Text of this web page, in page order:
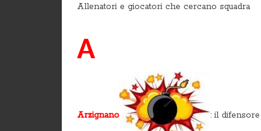
Allenatori e giocatori che cercano squadra
A
Arzignano : il difensore